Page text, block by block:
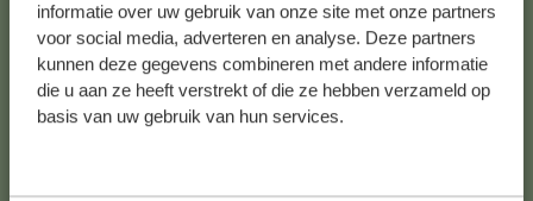
informatie over uw gebruik van onze site met onze partners
voor social media, adverteren en analyse. Deze partners
kunnen deze gegevens combineren met andere informatie
die u aan ze heeft verstrekt of die ze hebben verzameld op
basis van uw gebruik van hun services.
Kundenservice/Hilfe
Falls Sie Fragen haben oder Tipps und Hilfe brauchen, wenden
Sie sich bitte an unseren Kundenservice. Oder lesen Sie hier